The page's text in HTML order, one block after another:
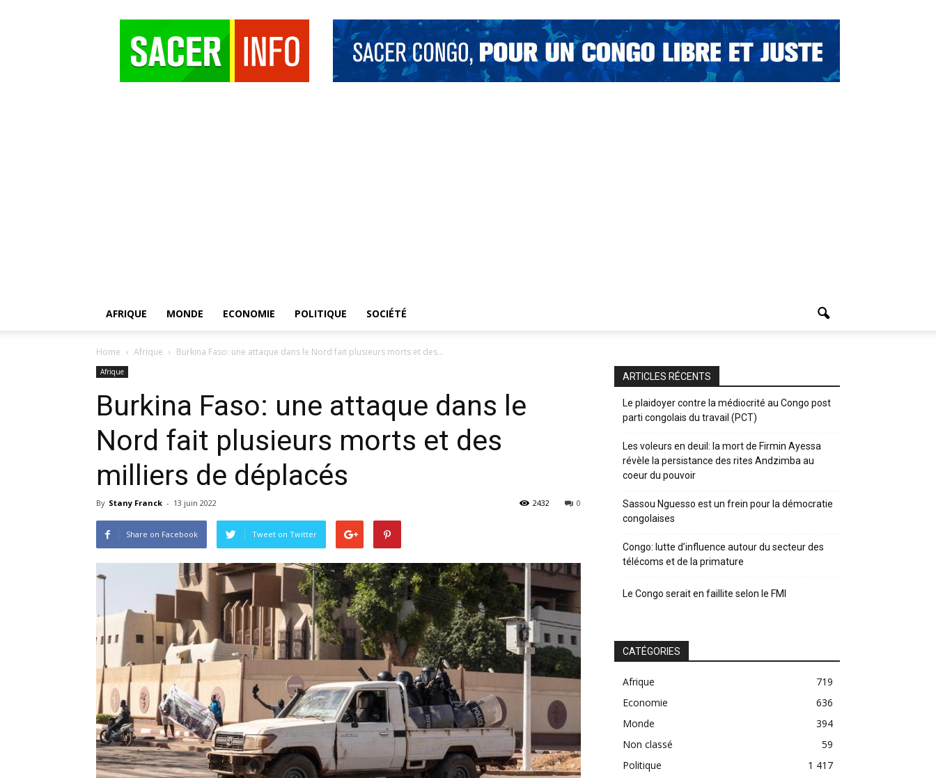
AFRIQUE MONDE ECONOMIE POLITIQUE SOCIÉTÉ
Home Afrique Burkina Faso: une attaque dans le Nord fait plusieurs morts et des...
Afrique
Burkina Faso: une attaque dans le
Nord fait plusieurs morts et des
milliers de déplacés
By Stany Franck - 13 juin 2022 0
2432
Share on Facebook Tweet on Twitter
ARTICLES RÉCENTS
Le plaidoyer contre la médiocrité au Congo post
parti congolais du travail (PCT)
Les voleurs en deuil: la mort de Firmin Ayessa
révèle la persistance des rites Andzimba au
coeur du pouvoir
Sassou Nguesso est un frein pour la démocratie
congolaises
Congo: lutte d’influence autour du secteur des
télécoms et de la primature
Le Congo serait en faillite selon le FMI
CATÉGORIES
Afrique
719
Economie
636
Monde
394
Non classé
59
Politique
1 417